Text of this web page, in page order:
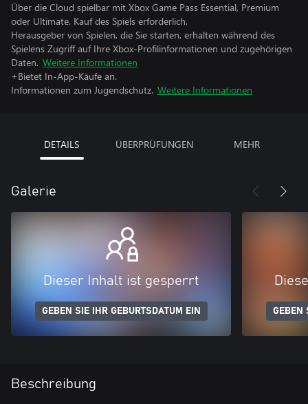
Über die Cloud spielbar mit Xbox Game Pass Essential, Premium
oder Ultimate. Kauf des Spiels erforderlich.
Herausgeber von Spielen, die Sie starten, erhalten während des
Spielens Zugriff auf Ihre Xbox-Profilinformationen und zugehörigen
Daten. Weitere Informationen
+Bietet In-App-Käufe an.
Informationen zum Jugendschutz. Weitere Informationen
DETAILS ÜBERPRÜFUNGEN MEHR
Galerie
Dieser Inhalt ist gesperrt
GEBEN SIE IHR GEBURTSDATUM EIN GEBEN
Beschreibung